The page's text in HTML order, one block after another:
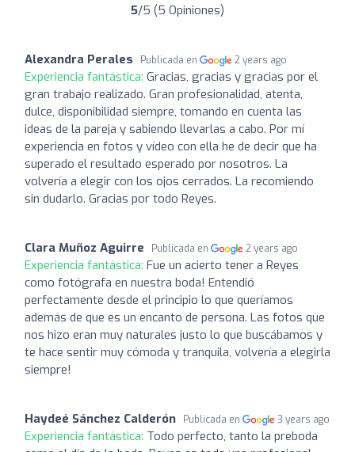
5/5 (5 Opiniones)
Alexandra Perales Publicada en 2 years ago
Experiencia fantástica: Gracias, gracias y gracias por el
gran trabajo realizado. Gran profesionalidad, atenta,
dulce, disponibilidad siempre, tomando en cuenta las
ideas de la pareja y sabiendo llevarlas a cabo. Por mí
experiencia en fotos y vídeo con ella he de decir que ha
superado el resultado esperado por nosotros. La
volvería a elegir con los ojos cerrados. La recomiendo
sin dudarlo. Gracias por todo Reyes.
Clara Muñoz Aguirre Publicada en 2 years ago
Experiencia fantástica: Fue un acierto tener a Reyes
como fotógrafa en nuestra boda! Entendió
perfectamente desde el principio lo que queríamos
además de que es un encanto de persona. Las fotos que
nos hizo eran muy naturales justo lo que buscábamos y
te hace sentir muy cómoda y tranquila, volvería a elegirla
siempre!
Haydeé Sánchez Calderón Publicada en 3 years ago
Experiencia fantástica: Todo perfecto, tanto la preboda